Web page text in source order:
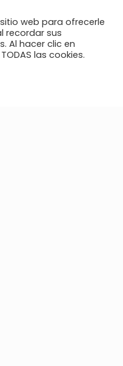
y Abogadas de
del Colegio
Tecnologías.
Español de
web para ofrecerle
recordar sus
Al hacer clic en
las cookies.